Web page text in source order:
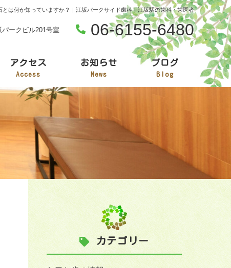
とは何か知っていますか？｜江坂パークサイド歯科｜江坂駅の歯科・歯医者
ークビル201号室 06-6155-6480
アクセス
Access
お知らせ
News
ブログ
Blog
カテゴリー